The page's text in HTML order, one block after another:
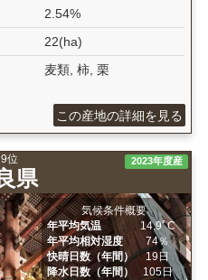
2.54%
22(ha)
麦類, 柿, 栗
この産地の詳細を見る
位
県
2023年度産
気候条件概要
年平均気温
14.9ﾟC
年平均相対湿度
74％
快晴日数（年間）
19日
降水日数（年間）
105日